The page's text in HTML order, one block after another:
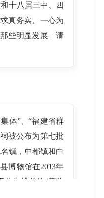
十八届三中、四
真务实、一心为
些明显发展，请
体”、“福建省群
被公布为第七批
镇，中都镇和白
博物馆在2013年
先进单位”等称